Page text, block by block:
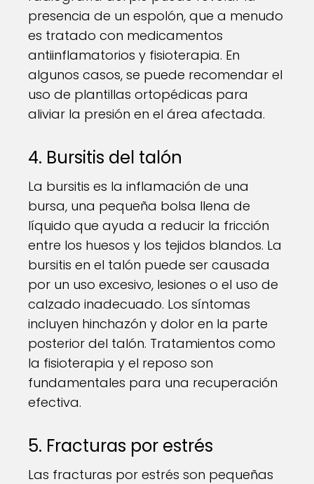
presencia de un espolón, que a menudo
es tratado con medicamentos
antiinflamatorios y fisioterapia. En
algunos casos, se puede recomendar el
uso de plantillas ortopédicas para
aliviar la presión en el área afectada.
4. Bursitis del talón
La bursitis es la inflamación de una
bursa, una pequeña bolsa llena de
líquido que ayuda a reducir la fricción
entre los huesos y los tejidos blandos. La
bursitis en el talón puede ser causada
por un uso excesivo, lesiones o el uso de
calzado inadecuado. Los síntomas
incluyen hinchazón y dolor en la parte
posterior del talón. Tratamientos como
la fisioterapia y el reposo son
fundamentales para una recuperación
efectiva.
5. Fracturas por estrés
Las fracturas por estrés son pequeñas